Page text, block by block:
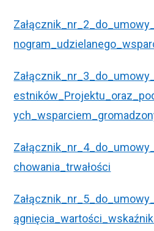
chowania_trwałości